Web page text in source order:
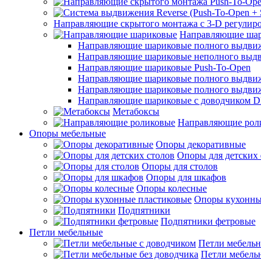
Направляющие скрытого монтажа с 3-D
Направляющие
Направляющие шариковые полного
Направляющие шариковые неполного
Направляющие шариковые Push-To-Open
Направляющие шариковые полного
Направляющие шариковые полного
Направляющие шариковые с доводчиком
Метабоксы
Направляющие
Опоры мебельные
Опоры декоративные
Опоры для детских
Опоры для столов
Опоры для шкафов
Опоры колесные
Опоры
Подпятники
Подпятники фетровые
Петли мебельные
Петли
Петли